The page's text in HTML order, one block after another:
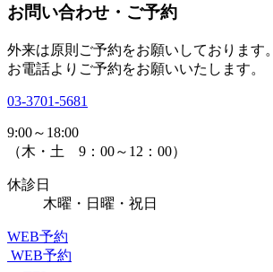
お問い合わせ・ご予約
外来は原則ご予約をお願いしております。
お電話よりご予約をお願いいたします。
03-3701-5681
9:00～18:00
（木・土 9：00～12：00）
休診日
木曜・日曜・祝日
WEB予約
WEB予約